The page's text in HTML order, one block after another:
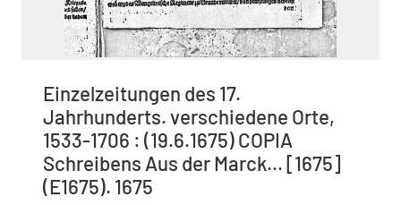
Einzelzeitungen des 17.
Jahrhunderts. verschiedene Orte,
1533-1706 : (19.6.1675) COPIA
Schreibens Aus der Marck... [1675]
(E1675). 1675